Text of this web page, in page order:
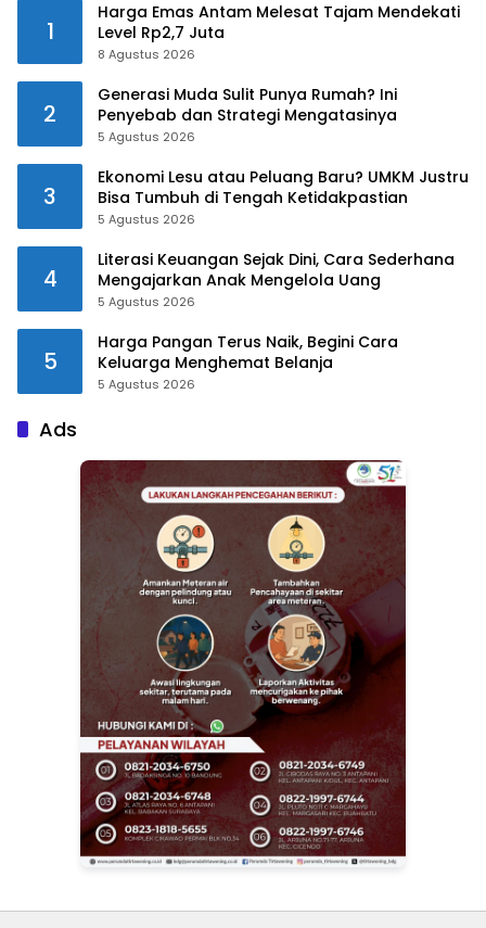
1
Harga Emas Antam Melesat Tajam Mendekati
Level Rp2,7 Juta
8 Agustus 2026
2
Generasi Muda Sulit Punya Rumah? Ini
Penyebab dan Strategi Mengatasinya
5 Agustus 2026
3
Ekonomi Lesu atau Peluang Baru? UMKM Justru
Bisa Tumbuh di Tengah Ketidakpastian
5 Agustus 2026
4
Literasi Keuangan Sejak Dini, Cara Sederhana
Mengajarkan Anak Mengelola Uang
5 Agustus 2026
5
Harga Pangan Terus Naik, Begini Cara
Keluarga Menghemat Belanja
5 Agustus 2026
Ads